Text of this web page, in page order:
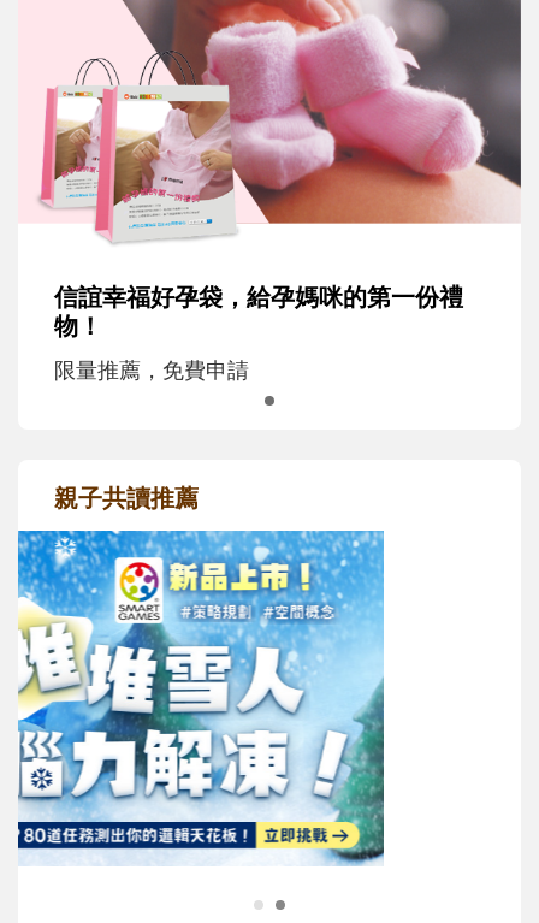
信誼幸福好孕袋，給孕媽咪的第一份禮
物！
限量推薦，免費申請
親子共讀推薦
最新活動